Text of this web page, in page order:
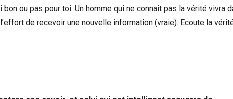
ou pas pour toi. Un homme qui ne connaît pas la vérité vivra
de recevoir une nouvelle information (vraie). Ecoute la